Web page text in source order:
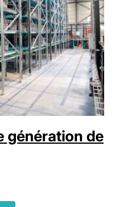
génération de